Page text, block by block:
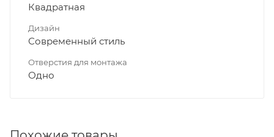
Квадратная
Дизайн
Современный стиль
Отверстия для монтажа
Одно